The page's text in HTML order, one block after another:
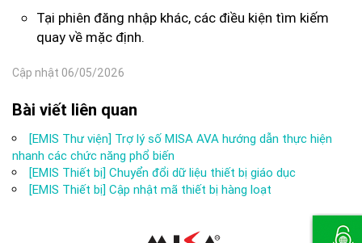
Tại phiên đăng nhập khác, các điều kiện tìm kiếm
quay về mặc định.
Cập nhật 06/05/2026
Bài viết liên quan
[EMIS Thư viện] Trợ lý số MISA AVA hướng dẫn thực hiện
nhanh các chức năng phổ biến
[EMIS Thiết bị] Chuyển đổi dữ liệu thiết bị giáo dục
[EMIS Thiết bị] Cập nhật mã thiết bị hàng loạt